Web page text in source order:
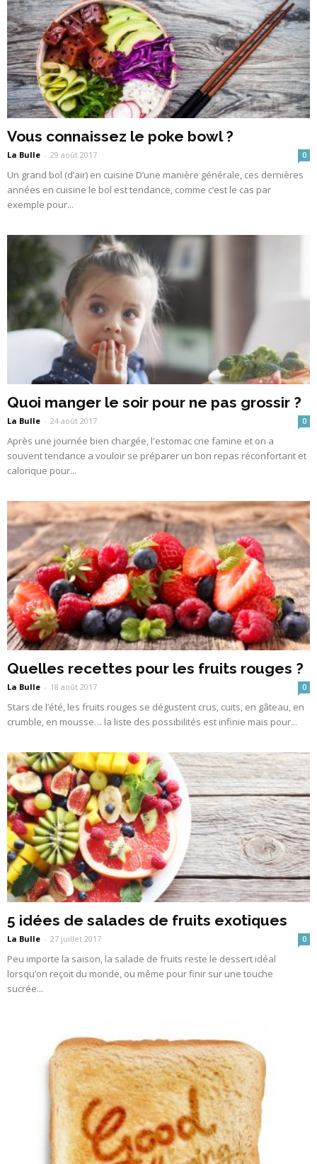
Vous connaissez le poke bowl ?
La Bulle - 29 août 2017 0
Un grand bol (d’air) en cuisine D’une manière générale, ces dernières
années en cuisine le bol est tendance, comme c’est le cas par
exemple pour...
Quoi manger le soir pour ne pas grossir ?
La Bulle - 24 août 2017 0
Après une journée bien chargée, l'estomac crie famine et on a
souvent tendance a vouloir se préparer un bon repas réconfortant et
calorique pour...
Quelles recettes pour les fruits rouges ?
La Bulle - 18 août 2017 0
Stars de l’été, les fruits rouges se dégustent crus, cuits, en gâteau, en
crumble, en mousse… la liste des possibilités est infinie mais pour...
5 idées de salades de fruits exotiques
La Bulle - 27 juillet 2017 0
Peu importe la saison, la salade de fruits reste le dessert idéal
lorsqu’on reçoit du monde, ou même pour finir sur une touche
sucrée...